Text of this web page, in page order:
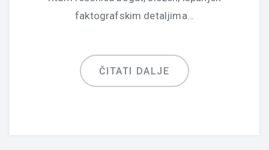
faktografskim detaljima…
ČITATI DALJE